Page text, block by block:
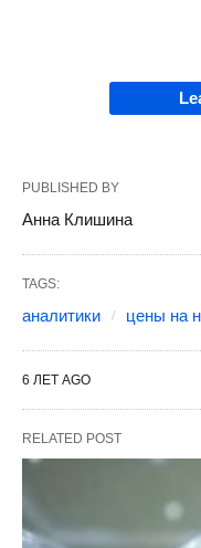
PUBLISHED BY
Анна Клишина
TAGS:
аналитики цены на
6 ЛЕТ AGO
RELATED POST